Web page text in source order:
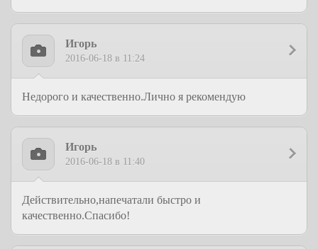
Игорь
2016-06-18 в 11:24
Недорого и качественно.Лично я рекомендую
Игорь
2016-06-18 в 11:40
Действительно,напечатали быстро и
качественно.Спасибо!